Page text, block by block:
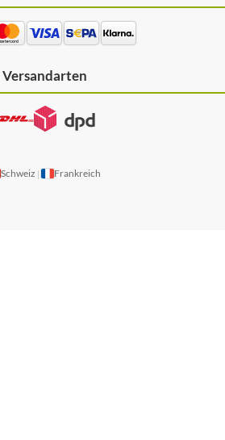
Versandarten
Schweiz | Frankreich